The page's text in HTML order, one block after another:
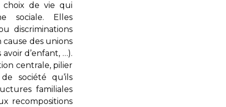
choix de vie qui
sociale. Elles
discriminations
des unions
d’enfant, …).
centrale, pilier
société qu’ils
familiales
recompositions